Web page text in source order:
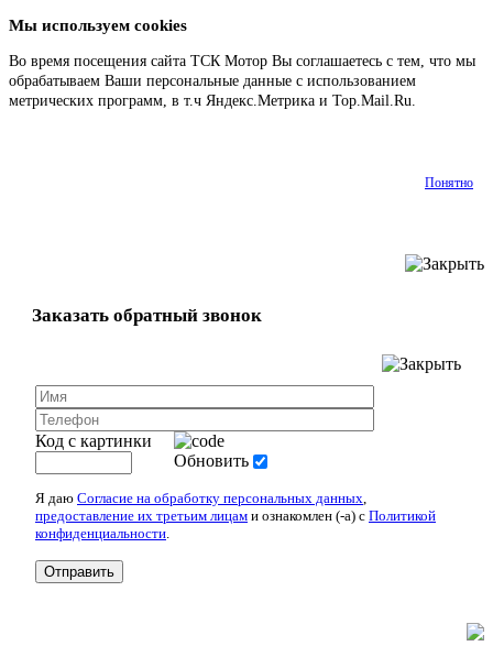
Мы используем cookies
Во время посещения сайта ТСК Мотор Вы соглашаетесь с тем, что мы
обрабатываем Ваши персональные данные с использованием
метрических программ, в т.ч Яндекс.Метрика и Top.Mail.Ru.
Понятно
Заказать обратный звонок
Код с картинки
Обновить
Я даю Согласие на обработку персональных данных,
предоставление их третьим лицам и ознакомлен (-а) c Политикой
конфиденциальности.